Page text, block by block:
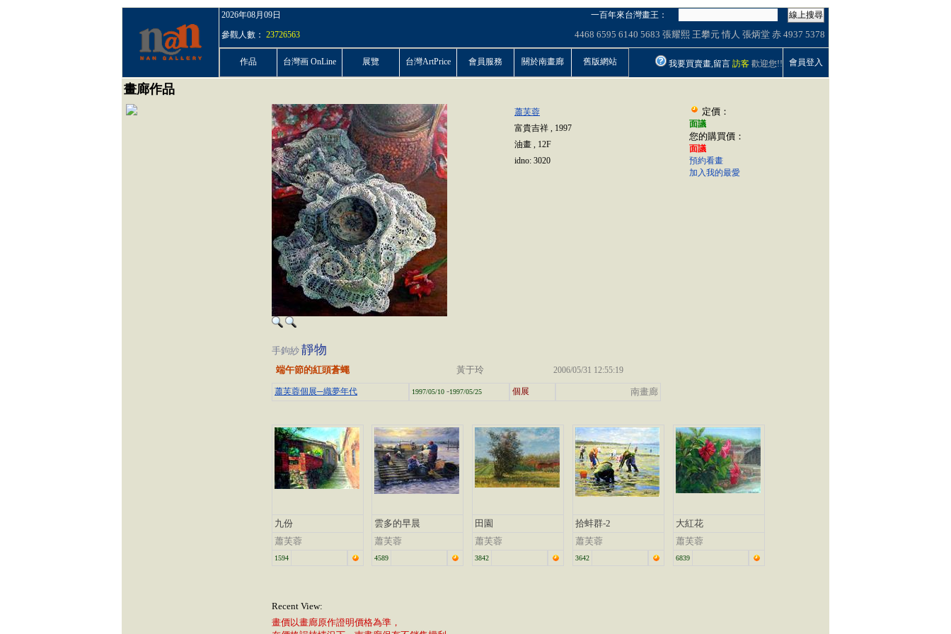
2026年08月09日 一百年來台灣畫王：
線上搜尋
參觀人數： 23726563 4468 6595 6140 5683 張耀熙 王攀元 情人 張炳堂 赤 4937 5378
作品 台灣画 OnLine 展覽 台灣ArtPrice 會員服務 關於南畫廊 舊版網站 我要買賣畫,留言 訪客 歡迎您!! 會員登入
畫廊作品
蕭芙蓉
富貴吉祥 , 1997
油畫 , 12F
idno: 3020
定價：
面議
您的購買價：
面議
預約看畫
加入我的最愛
手鉤紗 靜物
端午節的紅頭蒼蠅 黃于玲 2006/05/31 12:55:19
蕭芙蓉個展─織夢年代 1997/05/10 -1997/05/25 個展 南畫廊
九份
蕭芙蓉
1594
雲多的早晨
蕭芙蓉
4589
田園
蕭芙蓉
3842
拾蚌群-2
蕭芙蓉
3642
大紅花
蕭芙蓉
6839
Recent View:
畫價以畫廊原作證明價格為準，